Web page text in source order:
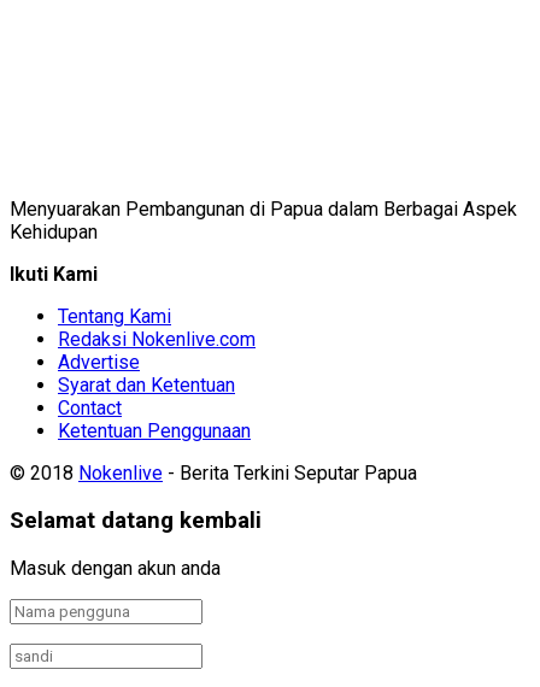
Menyuarakan Pembangunan di Papua dalam Berbagai Aspek
Kehidupan
Ikuti Kami
Tentang Kami
Redaksi Nokenlive.com
Advertise
Syarat dan Ketentuan
Contact
Ketentuan Penggunaan
© 2018 Nokenlive - Berita Terkini Seputar Papua
Selamat datang kembali
Masuk dengan akun anda